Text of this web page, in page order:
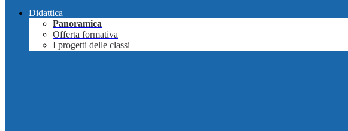
Didattica
Panoramica
Offerta formativa
I progetti delle classi